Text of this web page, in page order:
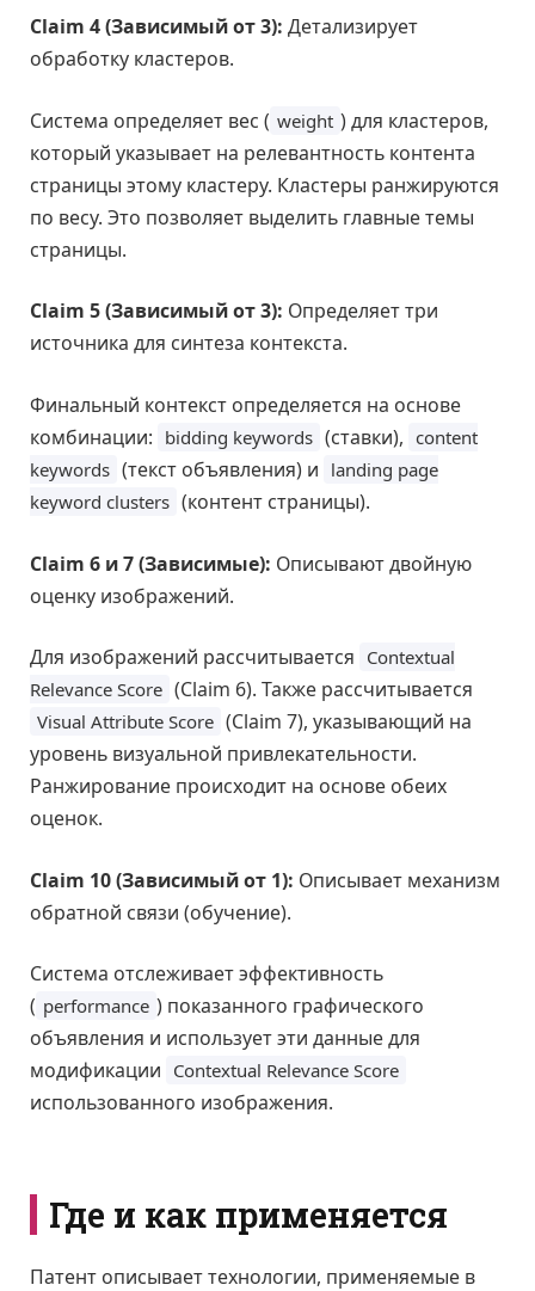
Claim 4 (Зависимый от 3): Детализирует
обработку кластеров.
Система определяет вес ( weight ) для кластеров,
который указывает на релевантность контента
страницы этому кластеру. Кластеры ранжируются
по весу. Это позволяет выделить главные темы
страницы.
Claim 5 (Зависимый от 3): Определяет три
источника для синтеза контекста.
Финальный контекст определяется на основе
комбинации: bidding keywords (ставки), content
keywords (текст объявления) и landing page
keyword clusters (контент страницы).
Claim 6 и 7 (Зависимые): Описывают двойную
оценку изображений.
Для изображений рассчитывается Contextual
Relevance Score (Claim 6). Также рассчитывается
Visual Attribute Score (Claim 7), указывающий на
уровень визуальной привлекательности.
Ранжирование происходит на основе обеих
оценок.
Claim 10 (Зависимый от 1): Описывает механизм
обратной связи (обучение).
Система отслеживает эффективность
( performance ) показанного графического
объявления и использует эти данные для
модификации Contextual Relevance Score
использованного изображения.
Где и как применяется
Патент описывает технологии, применяемые в